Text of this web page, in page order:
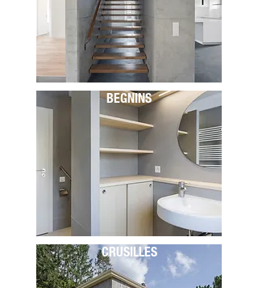
BEGNINS
CRUSILLES